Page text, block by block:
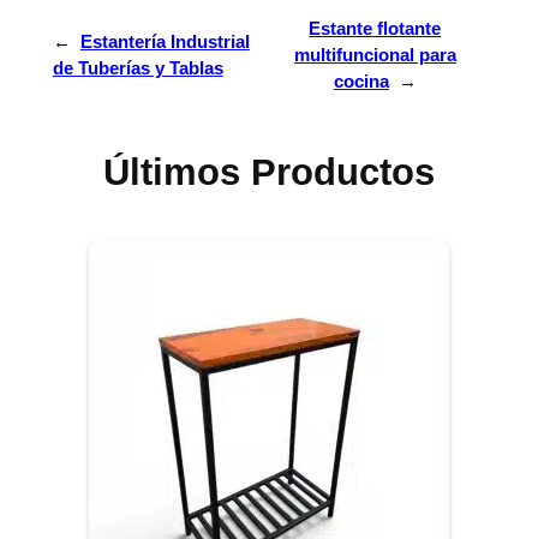
←
Estantería Industrial
de Tuberías y Tablas
Estante flotante
multifuncional para
cocina
→
Últimos Productos